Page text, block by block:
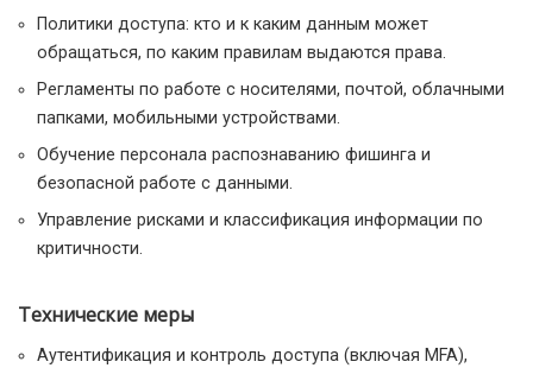
Политики доступа: кто и к каким данным может
обращаться, по каким правилам выдаются права.
Регламенты по работе с носителями, почтой, облачными
папками, мобильными устройствами.
Обучение персонала распознаванию фишинга и
безопасной работе с данными.
Управление рисками и классификация информации по
критичности.
Технические меры
Аутентификация и контроль доступа (включая MFA),